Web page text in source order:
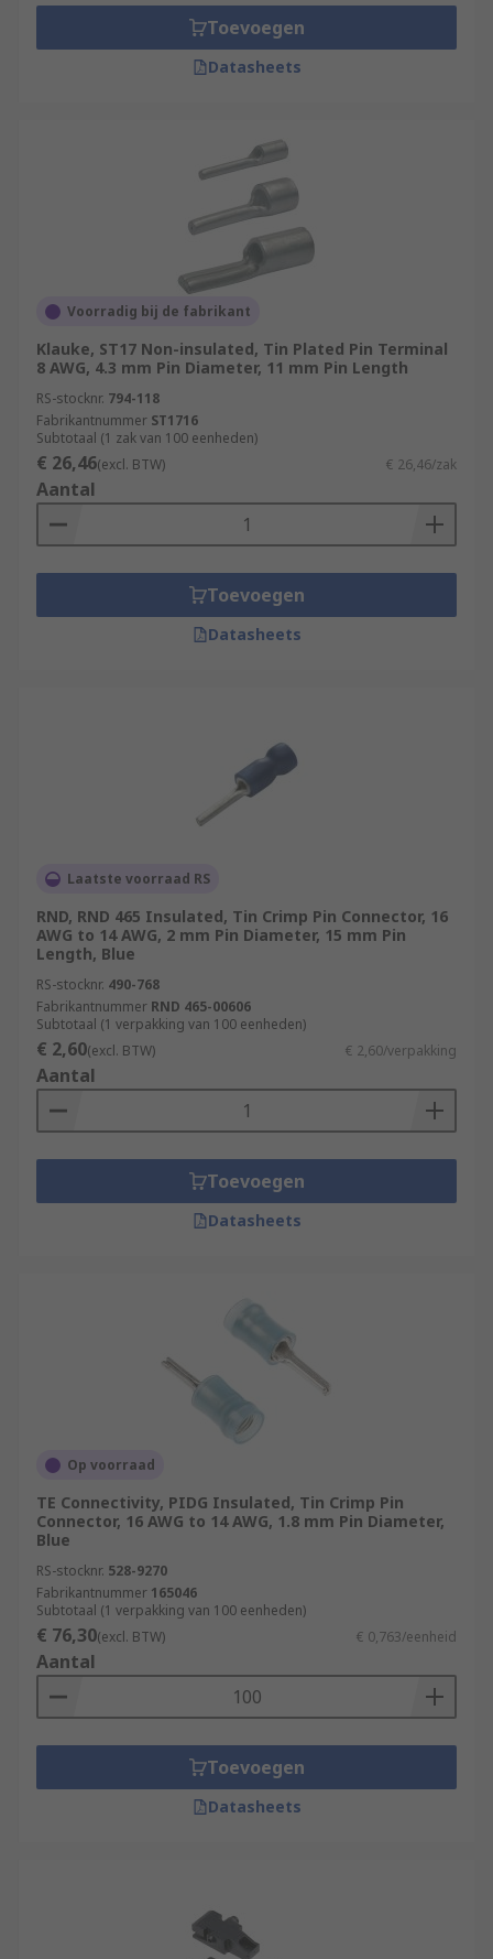
cradled.
Open-barrel crimp pin connectors are
preferred for automation as there is no
Toevoegen
Datasheets
Voorradig bij de fabrikant
Klauke, ST17 Non-insulated, Tin Plated Pin Terminal
8 AWG, 4.3 mm Pin Diameter, 11 mm Pin Length
RS-stocknr. 794-118
Fabrikantnummer ST1716
Subtotaal (1 zak van 100 eenheden)
€ 26,46(excl. BTW) € 26,46/zak
Aantal
Toevoegen
Datasheets
Laatste voorraad RS
RND, RND 465 Insulated, Tin Crimp Pin Connector, 16
AWG to 14 AWG, 2 mm Pin Diameter, 15 mm Pin
Length, Blue
RS-stocknr. 490-768
Fabrikantnummer RND 465-00606
Subtotaal (1 verpakking van 100 eenheden)
€ 2,60(excl. BTW) € 2,60/verpakking
Aantal
Toevoegen
Datasheets
Op voorraad
TE Connectivity, PIDG Insulated, Tin Crimp Pin
Connector, 16 AWG to 14 AWG, 1.8 mm Pin Diameter,
Blue
RS-stocknr. 528-9270
Fabrikantnummer 165046
Subtotaal (1 verpakking van 100 eenheden)
€ 76,30(excl. BTW) € 0,763/eenheid
Aantal
Toevoegen
Datasheets